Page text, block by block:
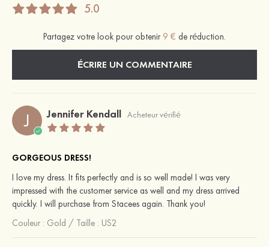
5.0
Partagez votre look pour obtenir 9 € de réduction.
ÉCRIRE UN COMMENTAIRE
J Jennifer Kendall Acheteur vérifié
GORGEOUS DRESS!
I love my dress. It fits perfectly and is so well made! I was very
impressed with the customer service as well and my dress arrived
quickly. I will purchase from Stacees again. Thank you!
Couleur : Gold / Taille : US2